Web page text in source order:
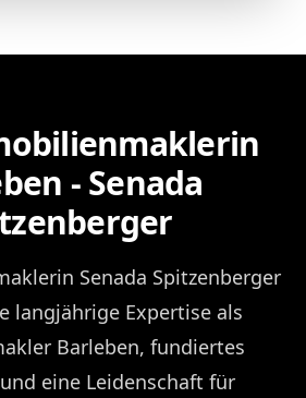
- Senada
Senada Spitzenberger
langjährige Expertise als
Barleben, fundiertes
eine Leidenschaft für